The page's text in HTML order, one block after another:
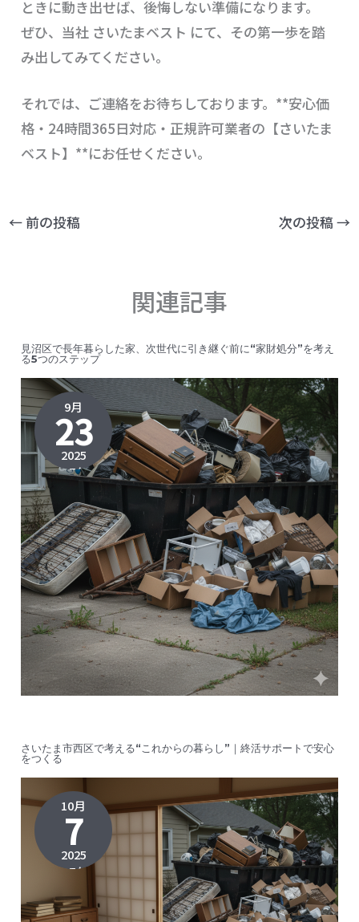
ときに動き出せば、後悔しない準備になります。
ぜひ、当社 さいたまベスト にて、その第一歩を踏
み出してみてください。
それでは、ご連絡をお待ちしております。**安心価
格・24時間365日対応・正規許可業者の【さいたま
ベスト】**にお任せください。
←前の投稿 次の投稿 →
関連記事
見沼区で長年暮らした家、次世代に引き継ぐ前に“家財処分”を考え
る5つのステップ
9月
23
2025
2025年
11月9日
さいたま市西区で考える“これからの暮らし”｜終活サポートで安心
をつくる
10月
7
2025
2025年
11月9日